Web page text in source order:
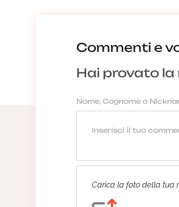
Commenti e
Hai provato la
Carica la foto della tua